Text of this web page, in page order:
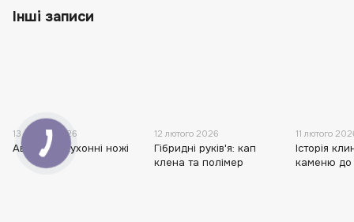
Інші записи
13 лютого 2026
Авторські кухонні ножі
12 лютого 2026
Гібридні руків'я: кап
клена та полімер
11 лютого
Історія
каменю